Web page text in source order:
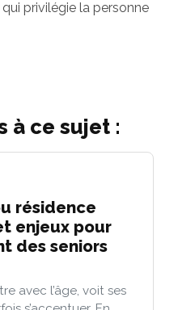
privilégie la personne
à ce sujet :
résidence
enjeux pour
des seniors
avec l’âge, voit ses